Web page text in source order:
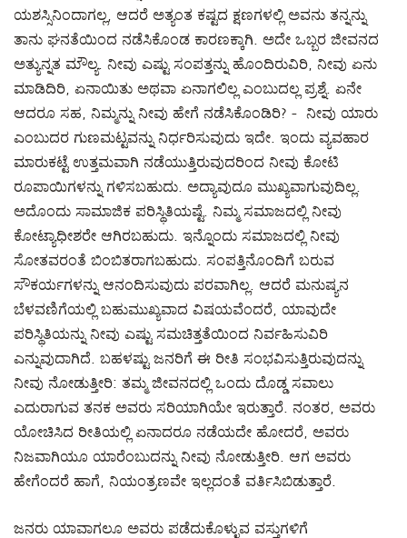
ಯಶಸ್ಸಿನಿಂದಾಗಲ್ಲ, ಆದರೆ ಅತ್ಯಂತ ಕಷ್ಟದ ಕ್ಷಣಗಳಲ್ಲಿ ಅವನು ತನ್ನನ್ನು
ತಾನು ಘನತೆಯಿಂದ ನಡೆಸಿಕೊಂಡ ಕಾರಣಕ್ಕಾಗಿ. ಅದೇ ಒಬ್ಬರ ಜೀವನದ
ಅತ್ಯುನ್ನತ ಮೌಲ್ಯ. ನೀವು ಎಷ್ಟು ಸಂಪತ್ತನ್ನು ಹೊಂದಿರುವಿರಿ, ನೀವು ಏನು
ಮಾಡಿದಿರಿ, ಏನಾಯಿತು ಅಥವಾ ಏನಾಗಲಿಲ್ಲ ಎಂಬುದಲ್ಲ ಪ್ರಶ್ನೆ. ಏನೇ
ಆದರೂ ಸಹ, ನಿಮ್ಮನ್ನು ನೀವು ಹೇಗೆ ನಡೆಸಿಕೊಂಡಿರಿ? - ನೀವು ಯಾರು
ಎಂಬುದರ ಗುಣಮಟ್ಟವನ್ನು ನಿರ್ಧರಿಸುವುದು ಇದೇ. ಇಂದು ವ್ಯವಹಾರ
ಮಾರುಕಟ್ಟೆ ಉತ್ತಮವಾಗಿ ನಡೆಯುತ್ತಿರುವುದರಿಂದ ನೀವು ಕೋಟಿ
ರೂಪಾಯಿಗಳನ್ನು ಗಳಿಸಬಹುದು. ಅದ್ಯಾವುದೂ ಮುಖ್ಯವಾಗುವುದಿಲ್ಲ.
ಅದೊಂದು ಸಾಮಾಜಿಕ ಪರಿಸ್ಥಿತಿಯಷ್ಟೆ. ನಿಮ್ಮ ಸಮಾಜದಲ್ಲಿ ನೀವು
ಕೋಟ್ಯಾಧೀಶರೇ ಆಗಿರಬಹುದು. ಇನ್ನೊಂದು ಸಮಾಜದಲ್ಲಿ ನೀವು
ಸೋತವರಂತೆ ಬಿಂಬಿತರಾಗಬಹುದು. ಸಂಪತ್ತಿನೊಂದಿಗೆ ಬರುವ
ಸೌಕರ್ಯಗಳನ್ನು ಆನಂದಿಸುವುದು ಪರವಾಗಿಲ್ಲ. ಆದರೆ ಮನುಷ್ಯನ
ಬೆಳವಣಿಗೆಯಲ್ಲಿ ಬಹುಮುಖ್ಯವಾದ ವಿಷಯವೆಂದರೆ, ಯಾವುದೇ
ಪರಿಸ್ಥಿತಿಯನ್ನು ನೀವು ಎಷ್ಟು ಸಮಚಿತ್ತತೆಯಿಂದ ನಿರ್ವಹಿಸುವಿರಿ
ಎನ್ನುವುದಾಗಿದೆ. ಬಹಳಷ್ಟು ಜನರಿಗೆ ಈ ರೀತಿ ಸಂಭವಿಸುತ್ತಿರುವುದನ್ನು
ನೀವು ನೋಡುತ್ತೀರಿ: ತಮ್ಮ ಜೀವನದಲ್ಲಿ ಒಂದು ದೊಡ್ಡ ಸವಾಲು
ಎದುರಾಗುವ ತನಕ ಅವರು ಸರಿಯಾಗಿಯೇ ಇರುತ್ತಾರೆ. ನಂತರ, ಅವರು
ಯೋಚಿಸಿದ ರೀತಿಯಲ್ಲಿ ಏನಾದರೂ ನಡೆಯದೇ ಹೋದರೆ, ಅವರು
ನಿಜವಾಗಿಯೂ ಯಾರೆಂಬುದನ್ನು ನೀವು ನೋಡುತ್ತೀರಿ. ಆಗ ಅವರು
ಹೇಗೆಂದರೆ ಹಾಗೆ, ನಿಯಂತ್ರಣವೇ ಇಲ್ಲದಂತೆ ವರ್ತಿಸಿಬಿಡುತ್ತಾರೆ.
ಜನರು ಯಾವಾಗಲೂ ಅವರು ಪಡೆದುಕೊಳ್ಳುವ ವಸ್ತುಗಳಿಗೆ